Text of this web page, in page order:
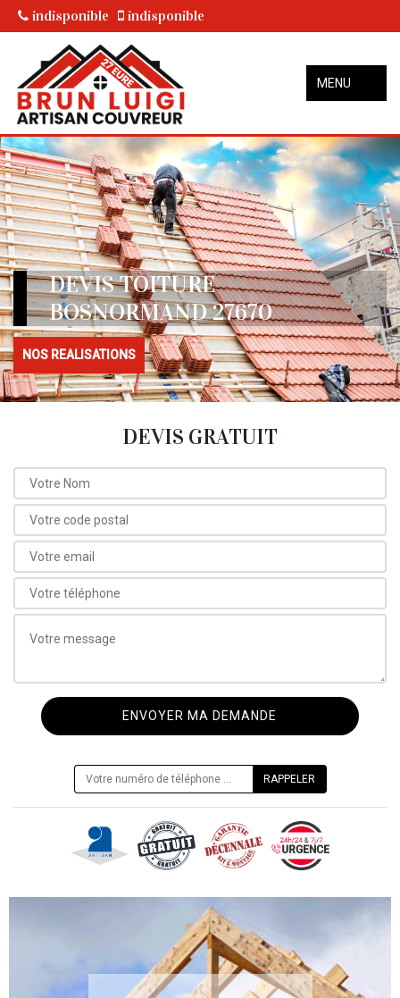
indisponible indisponible
MENU
DEVIS TOITURE
BOSNORMAND 27670
NOS REALISATIONS
DEVIS GRATUIT